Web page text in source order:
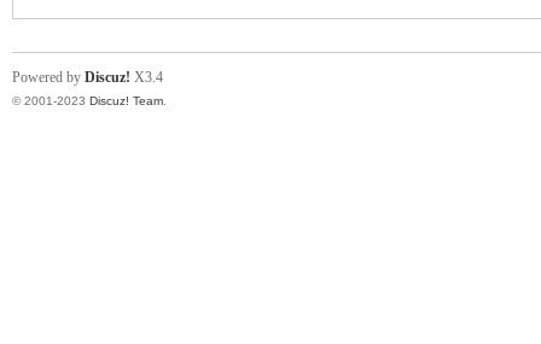
Powered by Discuz! X3.4
© 2001-2023 Discuz! Team